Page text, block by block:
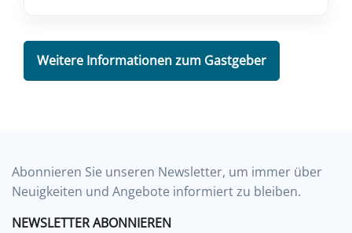
Weitere Informationen zum Gastgeber
Abonnieren Sie unseren Newsletter, um immer über
Neuigkeiten und Angebote informiert zu bleiben.
NEWSLETTER ABONNIEREN